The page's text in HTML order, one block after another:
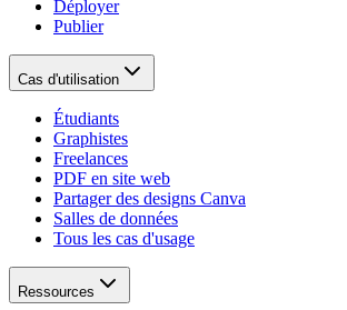
Déployer
Publier
Cas d'utilisation
Étudiants
Graphistes
Freelances
PDF en site web
Partager des designs Canva
Salles de données
Tous les cas d'usage
Ressources